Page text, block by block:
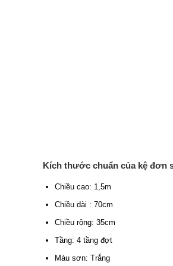
Kích thước chuẩn của kệ đơn
Chiều cao: 1,5m
Chiều dài : 70cm
Chiều rộng: 35cm
Tầng: 4 tầng đợt
Màu sơn: Trắng